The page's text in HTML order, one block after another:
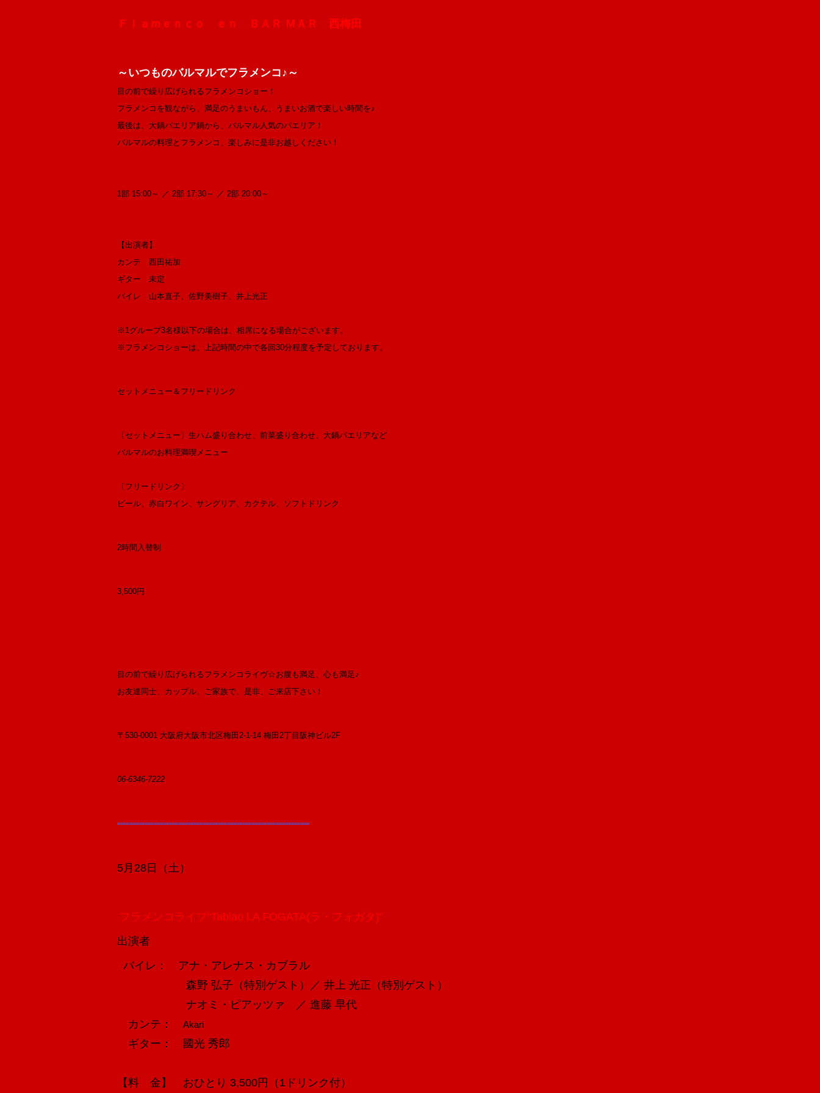
Ｆｌａｍｅｎｃｏ ｅｎ ＢＡＲ ＭＡＲ 西梅田
～いつものバルマルでフラメンコ♪～
目の前で繰り広げられるフラメンコショー！
フラメンコを観ながら、満足のうまいもん、うまいお酒で楽しい時間を♪
最後は、大鍋パエリア鍋から、バルマル人気のパエリア！
バルマルの料理とフラメンコ、楽しみに是非お越しください！
1部 15:00～ ／ 2部 17:30～ ／ 2部 20:00～
【出演者】
カンテ 西田祐加
ギター 未定
バイレ 山本直子、佐野美樹子、井上光正
※1グループ3名様以下の場合は、相席になる場合がございます。
※フラメンコショーは、上記時間の中で各回30分程度を予定しております。
セットメニュー＆フリードリンク
〔セットメニュー〕生ハム盛り合わせ、前菜盛り合わせ、大鍋パエリアなど
バルマルのお料理満喫メニュー
〔フリードリンク〕
ビール、赤白ワイン、サングリア、カクテル、ソフトドリンク
2時間入替制
3,500円
目の前で繰り広げられるフラメンコライヴ☆お腹も満足、心も満足♪
お友達同士、カップル、ご家族で、是非、ご来店下さい！
〒530-0001 大阪府大阪市北区梅田2-1-14 梅田2丁目阪神ビル2F
06-6346-7222
===============================================================
5月28日（土）
フラメンコライブ“Tablao LA FOGATA(ラ・フォガタ)”
出演者
バイレ： アナ・アレナス・カブラル
森野 弘子（特別ゲスト）／ 井上 光正（特別ゲスト）
ナオミ・ピアッツァ ／ 進藤 早代
カンテ： Akari
ギター： 國光 秀郎
【料 金】 おひとり 3,500円（1ドリンク付）